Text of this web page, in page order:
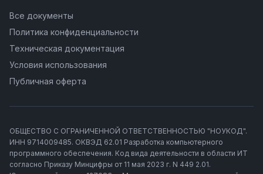
Все документы
Политика конфиденциальности
Техническая документация
Условия использования
Публичная оферта
ОБЩЕСТВО С ОГРАНИЧЕННОЙ ОТВЕТСТВЕННОСТЬЮ "НОУКОД".
ИНН 9714009485. ОКВЭД 62.01 Разработка компьютерного
программного обеспечения. Код вида деятельности в области ИТ
согласно Приказу Минцифры от 11 мая 2023 г. N 449 2.01.